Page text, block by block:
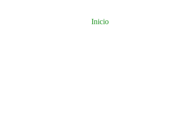
Inicio